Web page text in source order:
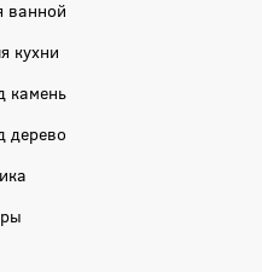
ванной
кухни
камень
дерево